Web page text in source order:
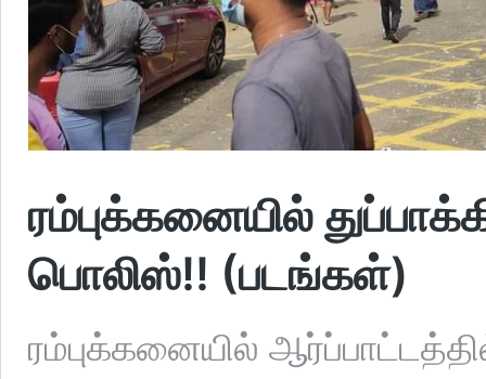
ரம்புக்கனையில்
பொலிஸ்!! (படங்கள்)
ரம்புக்கனையில்